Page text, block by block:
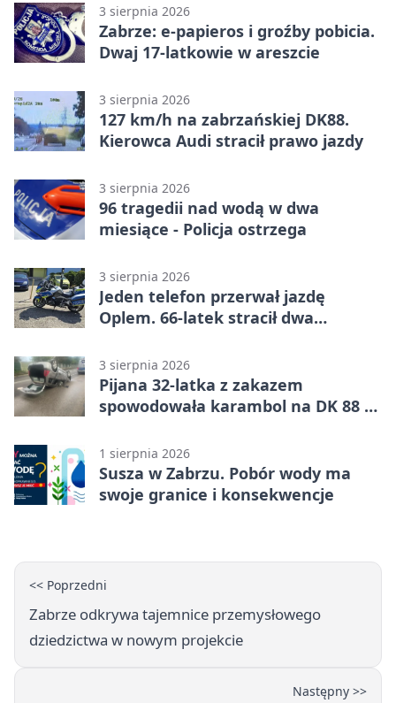
3 sierpnia 2026
Zabrze: e-papieros i groźby pobicia.
Dwaj 17-latkowie w areszcie
3 sierpnia 2026
127 km/h na zabrzańskiej DK88.
Kierowca Audi stracił prawo jazdy
3 sierpnia 2026
96 tragedii nad wodą w dwa
miesiące - Policja ostrzega
3 sierpnia 2026
Jeden telefon przerwał jazdę
Oplem. 66-latek stracił dwa
3 sierpnia 2026
Pijana 32-latka z zakazem
spowodowała karambol na DK 88 w
1 sierpnia 2026
Susza w Zabrzu. Pobór wody ma
swoje granice i konsekwencje
<< Poprzedni
Zabrze odkrywa tajemnice przemysłowego
dziedzictwa w nowym projekcie
Następny >>